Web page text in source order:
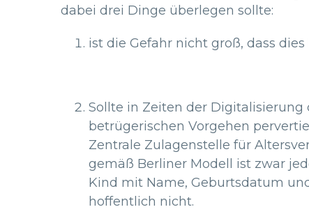
dabei drei Dinge überlegen sollte:
ist die Gefahr nicht groß, dass
Sollte in Zeiten der
betrügerischen Vorgehen
Zentrale Zulagenstelle für
gemäß Berliner Modell ist zwar
Kind mit Name, Geburtsdatum
hoffentlich nicht.